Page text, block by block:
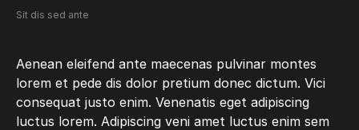
Sit dis sed ante
Aenean eleifend ante maecenas pulvinar montes
lorem et pede dis dolor pretium donec dictum. Vici
consequat justo enim. Venenatis eget adipiscing
luctus lorem. Adipiscing veni amet luctus enim sem